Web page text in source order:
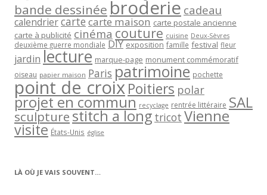
bande dessinée broderie cadeau
calendriercartecarte maison carte postale ancienne
carte à publicité cinéma couture cuisine Deux-Sèvres
deuxième guerre mondiale DIY exposition famille festival fleur
jardin lecture marque-page monument commémoratif
oiseau papier maison Paris patrimoine pochette
point de croixPoitiers polar
projet en commun recyclage rentrée littéraire SAL
sculpturestitch a long tricot Vienne
visite États-Unis église
LÀ OÙ JE VAIS SOUVENT…